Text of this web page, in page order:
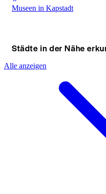
Museen in Kapstadt
Städte in der Nähe
Alle anzeigen